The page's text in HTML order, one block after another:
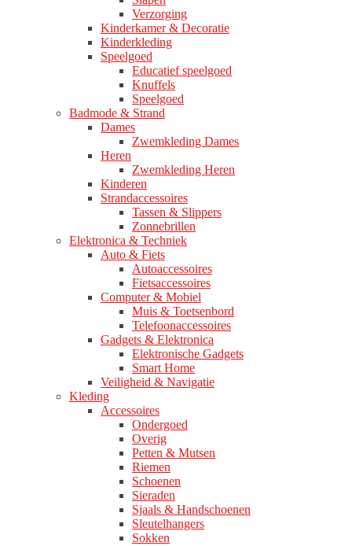
Verzorging
Kinderkamer & Decoratie
Kinderkleding
Speelgoed
Educatief speelgoed
Knuffels
Speelgoed
Badmode & Strand
Dames
Zwemkleding Dames
Heren
Zwemkleding Heren
Kinderen
Strandaccessoires
Tassen & Slippers
Zonnebrillen
Elektronica & Techniek
Auto & Fiets
Autoaccessoires
Fietsaccessoires
Computer & Mobiel
Muis & Toetsenbord
Telefoonaccessoires
Gadgets & Elektronica
Elektronische Gadgets
Smart Home
Veiligheid & Navigatie
Kleding
Accessoires
Ondergoed
Overig
Petten & Mutsen
Riemen
Schoenen
Sieraden
Sjaals & Handschoenen
Sleutelhangers
Sokken